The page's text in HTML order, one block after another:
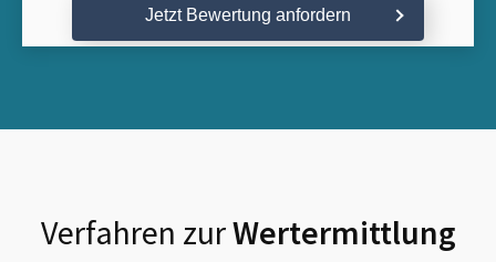
Jetzt Bewertung anfordern
Verfahren zurWertermittlung